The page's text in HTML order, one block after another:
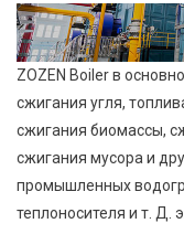
ZOZEN Boiler в
сжигания угля,
сжигания биомассы,
сжигания мусора и
промышленных
теплоносителя и т. Д.